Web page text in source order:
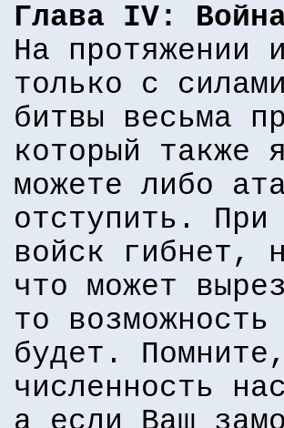
Глава IV:
На протяжении
только с
битвы весьма
который также
можете либо
отступить. При
войск гибнет,
что может
то
будет.
численность